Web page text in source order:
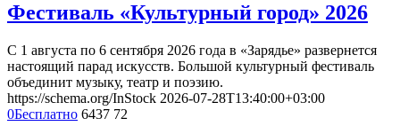
Фестиваль «Культурный город» 2026
С 1 августа по 6 сентября 2026 года в «Зарядье» развернется
настоящий парад искусств. Большой культурный фестиваль
объединит музыку, театр и поэзию.
https://schema.org/InStock 2026-07-28T13:40:00+03:00
0Бесплатно 6437 72